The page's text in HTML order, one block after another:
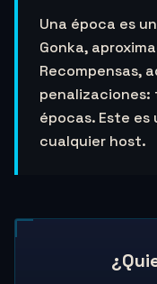
Una época es
Gonka,
Recompensas,
épocas. Este
cualquier host.